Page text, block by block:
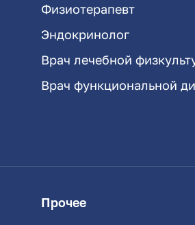
Физиотерапевт
Эндокринолог
Врач лечебной
Врач функциональной
Прочее